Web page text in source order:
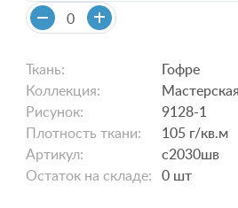
Ткань:
Гофре
Коллекция:
Рисунок:
9128-1
Плотность ткани:
105 г/кв.м
Артикул:
с2030шв
Остаток на складе: 0 шт